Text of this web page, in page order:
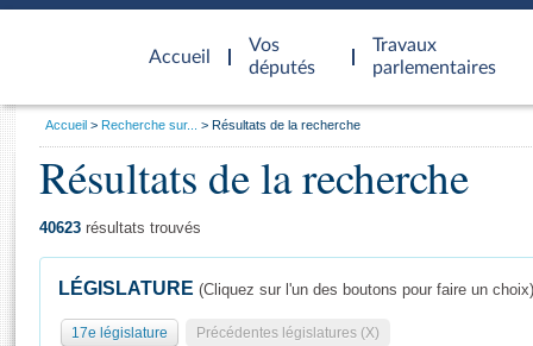
Accueil
d'accueil
Vos
députés
Travaux
parlementaires
Général
Vous
Accueil Recherche sur... Résultats de la recherche
Résultats de la recherche
40623 résultats trouvés
LÉGISLATURE (Cliquez sur l'un des boutons pour faire un choix)
17e législature Précédentes législatures (X)